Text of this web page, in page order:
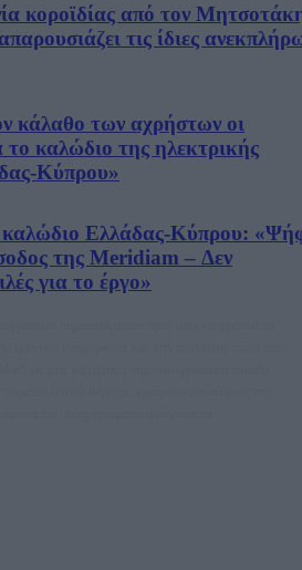
κοροϊδίας από τον
τις ίδιες
κάλαθο των αχρήστων οι
το καλώδιο της ηλεκτρικής
Κύπρου»
Ελλάδας-Κύπρου:
της Meridiam – Δεν
για το έργο»